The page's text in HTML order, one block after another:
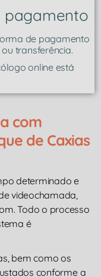
pagamento
de pagamento
transferência.
online está
com
de Caxias
determinado e
videochamada,
Todo o processo
é
bem como os
conforme a